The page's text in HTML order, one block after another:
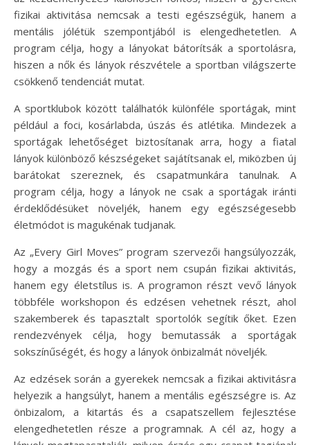
fizikai aktivitása nemcsak a testi egészségük, hanem a
mentális jólétük szempontjából is elengedhetetlen. A
program célja, hogy a lányokat bátorítsák a sportolásra,
hiszen a nők és lányok részvétele a sportban világszerte
csökkenő tendenciát mutat.
A sportklubok között találhatók különféle sportágak, mint
például a foci, kosárlabda, úszás és atlétika. Mindezek a
sportágak lehetőséget biztosítanak arra, hogy a fiatal
lányok különböző készségeket sajátítsanak el, miközben új
barátokat szereznek, és csapatmunkára tanulnak. A
program célja, hogy a lányok ne csak a sportágak iránti
érdeklődésüket növeljék, hanem egy egészségesebb
életmódot is magukénak tudjanak.
Az „Every Girl Moves” program szervezői hangsúlyozzák,
hogy a mozgás és a sport nem csupán fizikai aktivitás,
hanem egy életstílus is. A programon részt vevő lányok
többféle workshopon és edzésen vehetnek részt, ahol
szakemberek és tapasztalt sportolók segítik őket. Ezen
rendezvények célja, hogy bemutassák a sportágak
sokszínűségét, és hogy a lányok önbizalmát növeljék.
Az edzések során a gyerekek nemcsak a fizikai aktivitásra
helyezik a hangsúlyt, hanem a mentális egészségre is. Az
önbizalom, a kitartás és a csapatszellem fejlesztése
elengedhetetlen része a programnak. A cél az, hogy a